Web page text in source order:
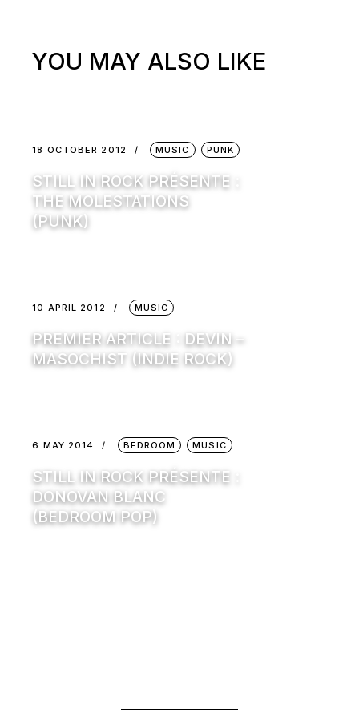
YOU MAY ALSO LIKE
18 OCTOBER 2012 MUSIC PUNK
STILL IN ROCK PRÉSENTE :
THE MOLESTATIONS
(PUNK)
10 APRIL 2012 MUSIC
PREMIER ARTICLE : DEVIN –
MASOCHIST (INDIE ROCK)
6 MAY 2014 BEDROOM MUSIC
STILL IN ROCK PRÉSENTE :
DONOVAN BLANC
(BEDROOM POP)